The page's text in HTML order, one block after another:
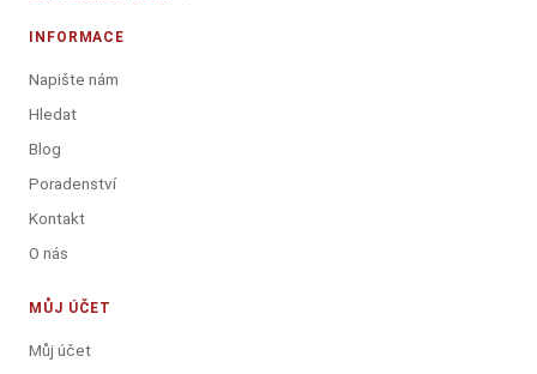
INFORMACE
Napište nám
Hledat
Blog
Poradenství
Kontakt
O nás
MŮJ ÚČET
Můj účet